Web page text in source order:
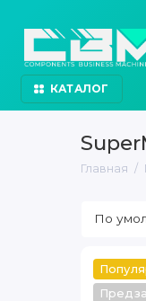
КАТАЛОГ
Главная